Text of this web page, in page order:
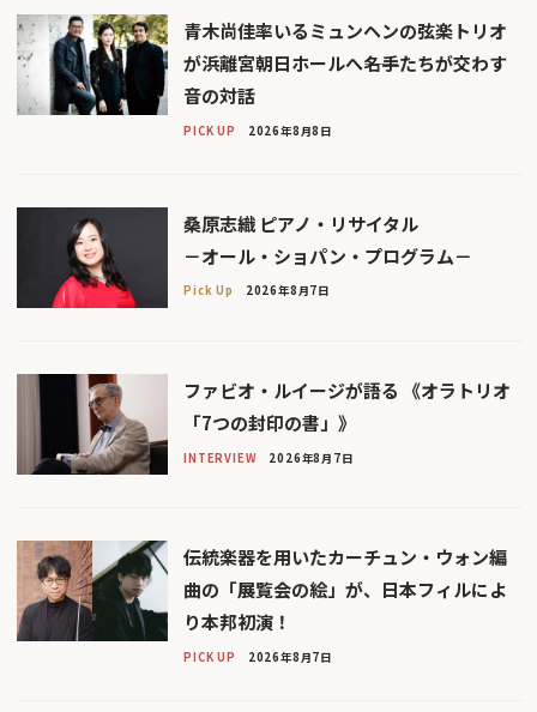
青木尚佳率いるミュンヘンの弦楽トリオ
が浜離宮朝日ホールへ――名手たちが交わす
音の対話
PICK UP 2026年8月8日
桑原志織 ピアノ・リサイタル
－オール・ショパン・プログラム－
Pick Up 2026年8月7日
ファビオ・ルイージが語る 《オラトリオ
「7つの封印の書」》
INTERVIEW 2026年8月7日
伝統楽器を用いたカーチュン・ウォン編
曲の「展覧会の絵」が、日本フィルによ
り本邦初演！
PICK UP 2026年8月7日